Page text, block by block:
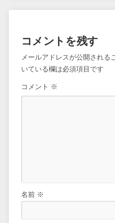
コメントを残す
メールアドレスが公開される
いている欄は必須項目です
コメント ※
名前 ※